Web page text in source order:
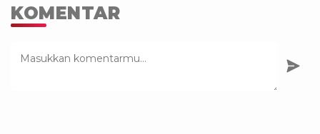
KOMENTAR